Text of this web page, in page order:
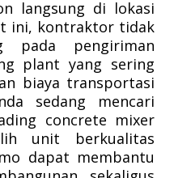
langsung di lokasi
ini, kontraktor tidak
pada pengiriman
plant yang sering
biaya transportasi
sedang mencari
concrete mixer
unit berkualitas
dapat membantu